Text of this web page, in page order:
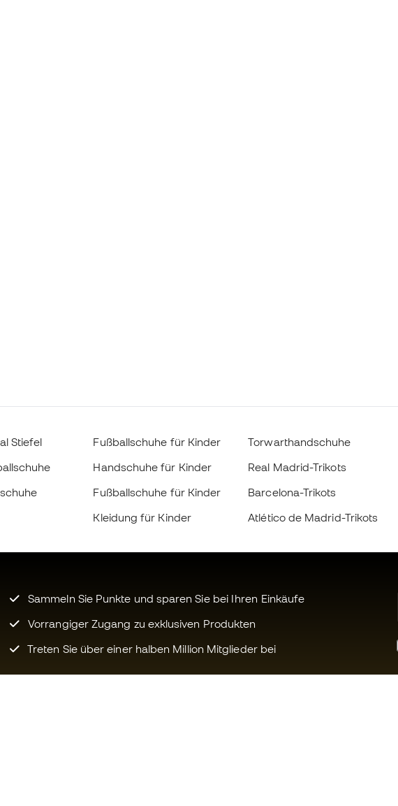
Stiefel
Fußballschuhe für Kinder
Handschuhe für Kinder
Fußballschuhe für Kinder
Kleidung für Kinder
Torwarthandschuhe
Real Madrid-Trikots
Barcelona-Trikots
Atlético de Madrid-Trikots
Sammeln Sie Punkte und sparen Sie bei Ihren Einkäufe
Vorrangiger Zugang zu exklusiven Produkten
Treten Sie über einer halben Million Mitglieder bei